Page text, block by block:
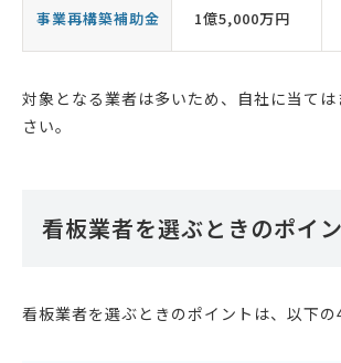
事業再構築補助金 1億5,000万円
対象となる業者は多いため、自社に当て
さい。
看板業者を選ぶときのポイ
看板業者を選ぶときのポイントは、以下の